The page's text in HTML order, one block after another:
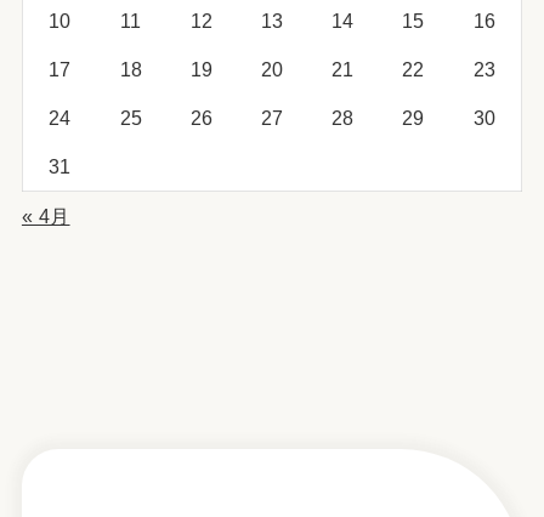
10 11 12 13 14 15 16
17 18 19 20 21 22 23
24 25 26 27 28 29 30
31
« 4月